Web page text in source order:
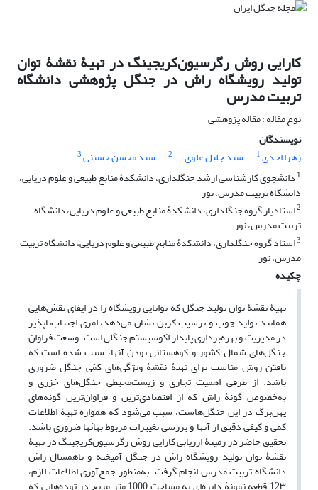
کارایی روش رگرسیون‌کریجینگ در تهیۀ نقشۀ توان
تولید رویشگاه راش در جنگل پژوهشی دانشگاه
تربیت مدرس
نوع مقاله : مقاله پژوهشی
نویسندگان
زهرا احدی1 سید جلیل علوی 2 سید محسن حسینی3
1 دانشجوی کارشناسی ارشد جنگلداری، دانشکدۀ منابع طبیعی و علوم دریایی،
دانشگاه تربیت مدرس، نور
2استادیار گروه جنگلداری، دانشکدۀ منابع طبیعی و علوم دریایی، دانشگاه
تربیت مدرس، نور
3استاد گروه جنگلداری، دانشکدۀ منابع طبیعی و علوم دریایی، دانشگاه تربیت
مدرس، نور
چکیده
تهیۀ نقشۀ توان تولید جنگل که توانایی رویشگاه را در ایفای نقش‌هایی
همانند تولید چوب و ترسیب کربن نشان می‌دهد، امری اجتناب‌ناپذیر
در مدیریت و بهره‌برداری پایدار اکوسیستم جنگلی است. وسعت فراوان
جنگل‌های شمال کشور و کوهستانی بودن آنها، سبب شده است که
یافتن روش مناسب برای تهیۀ نقشۀ ویژگی‌های کمّی جنگل ضروری
باشد. از طرفی اهمیت تجاری و زیست‌محیطی جنگل‌های خزری و
به‌خصوص گونۀ راش که از اقتصادی‌ترین و فراوان‌ترین گونه‌های
پهن‌برگ در این جنگل‌هاست، سبب می‌شود که همواره تهیۀ اطلاعات
کمی و کیفی دقیق از آنها و بررسی تغییرات مربوط بهآنها ضروری باشد.
تحقیق حاضر در زمینۀ ارزیابی کارایی روش رگرسیون‌کریجینگ در تهیۀ
نقشۀ توان تولید رویشگاه راش در جنگل آمیخته و ناهمسال راش
دانشگاه تربیت مدرس انجام گرفت. به‌منظور جمع‌آوری اطلاعات لازم،